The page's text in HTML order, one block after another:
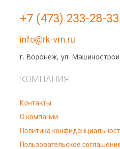
+7 (473) 233-28-33
info@rk-vrn.ru
г. Воронеж, ул.
КОМПАНИЯ
Контакты
О компании
Политика
Пользовательское